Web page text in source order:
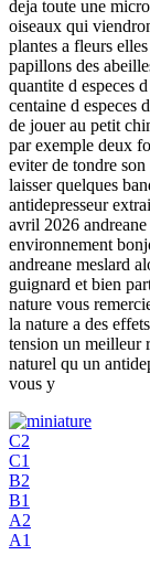
deja toute une
oiseaux qui
plantes a fleurs
papillons des
quantite d especes
centaine d especes
de jouer au petit
par exemple deux
eviter de tondre
laisser quelques
antidepresseur
avril 2026
environnement
andreane meslard
guignard et bien
nature vous
la nature a des
tension un meilleur
naturel qu un
vous y
C2
C1
B2
B1
A2
A1